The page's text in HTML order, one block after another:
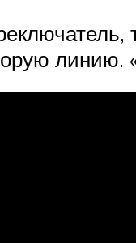
линию.